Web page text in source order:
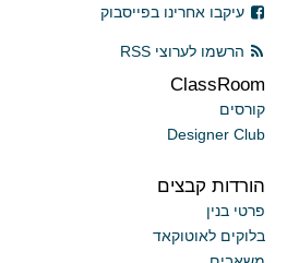
עיקבו אחרינו בפייסבוק
הרשמו לערוצי RSS
ClassRoom
קורסים
Designer Club
הורדות קבצים
פרטי בנין
בלוקים לאוטוקאד